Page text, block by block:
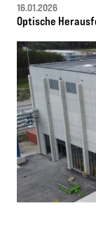
16.01.2026
Optische